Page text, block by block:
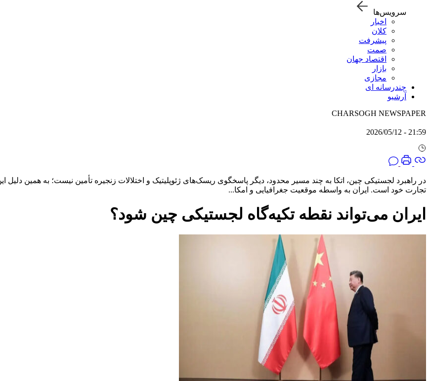
سرویس‌ها
اخبار
کلان
پیشرفت
صمت
اقتصاد جهان
بازار
مجازی
چندرسانه ای
آرشیو
CHARSOGH NEWSPAPER
21:59 - 2026/05/12
در راهبرد لجستیکی چین، اتکا به چند مسیر محدود، دیگر پاسخگوی ریسک‌های ژئوپلیتیک و اختلالات زنجیره تأمین نیست؛ به همین
تجارت خود است. ایران به واسطه موقعیت جغرافیایی و امکا...
ایران می‌تواند نقطه تکیه‌گاه لجستیکی چین شود؟